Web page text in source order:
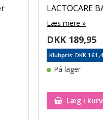
til ønskeseddel
LACTOCARE
Læs mere »
DKK 189,95
Klubpris: DKK
På lager
Læg i kurv